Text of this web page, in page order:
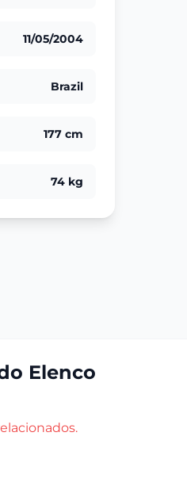
11/05/2004
Brazil
177 cm
74 kg
Elenco